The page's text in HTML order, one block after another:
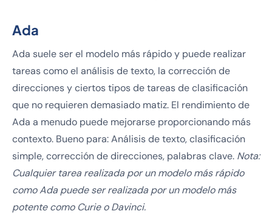
Ada
Ada suele ser el modelo más rápido y puede realizar
tareas como el análisis de texto, la corrección de
direcciones y ciertos tipos de tareas de clasificación
que no requieren demasiado matiz. El rendimiento de
Ada a menudo puede mejorarse proporcionando más
contexto. Bueno para: Análisis de texto, clasificación
simple, corrección de direcciones, palabras clave. Nota:
Cualquier tarea realizada por un modelo más rápido
como Ada puede ser realizada por un modelo más
potente como Curie o Davinci.